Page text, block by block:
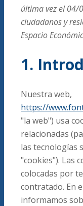
última vez el 04/
ciudadanos y
Espacio
1.
Nuestra web,
https://
"la web") usa
relacionadas
las tecnologías
"cookies"). Las
colocadas por
contratado. En
informamos